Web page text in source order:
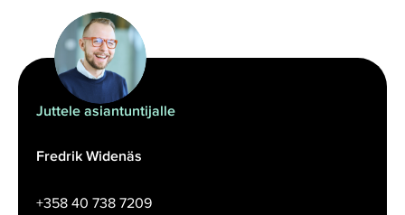
Juttele asiantuntijalle
Fredrik Widenäs
+358 40 738 7209